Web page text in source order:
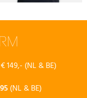
149,- (NL & BE)
(NL & BE)